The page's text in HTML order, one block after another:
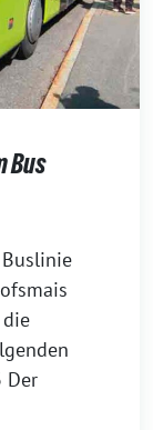
Bus
Der